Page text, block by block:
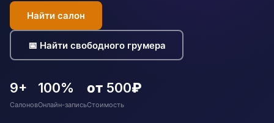
Найти салон
📅 Найти свободного грумера
9+
Салонов
100%
Онлайн-запись
от 500₽
Стоимость